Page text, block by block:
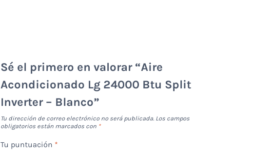
Sé el primero en valorar “Aire
Acondicionado Lg 24000 Btu Split
Inverter – Blanco”
Tu dirección de correo electrónico no será publicada. Los campos
obligatorios están marcados con *
Tu puntuación *